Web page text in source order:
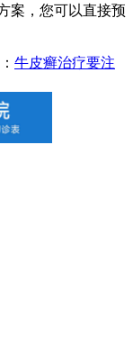
案，您可以直接预
牛皮癣治疗要注